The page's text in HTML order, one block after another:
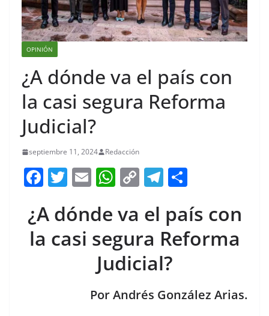
OPINIÓN
¿A dónde va el país con
la casi segura Reforma
Judicial?
septiembre 11, 2024 Redacción
F
c
e
b
T
itt
er
E
ai
l
W
at
s
A
p
p
C
p
y
Li
n
k
T
e
gr
a
m
ar
e
¿A dónde va el país con
la casi segura Reforma
Judicial?
Por Andrés González Arias.